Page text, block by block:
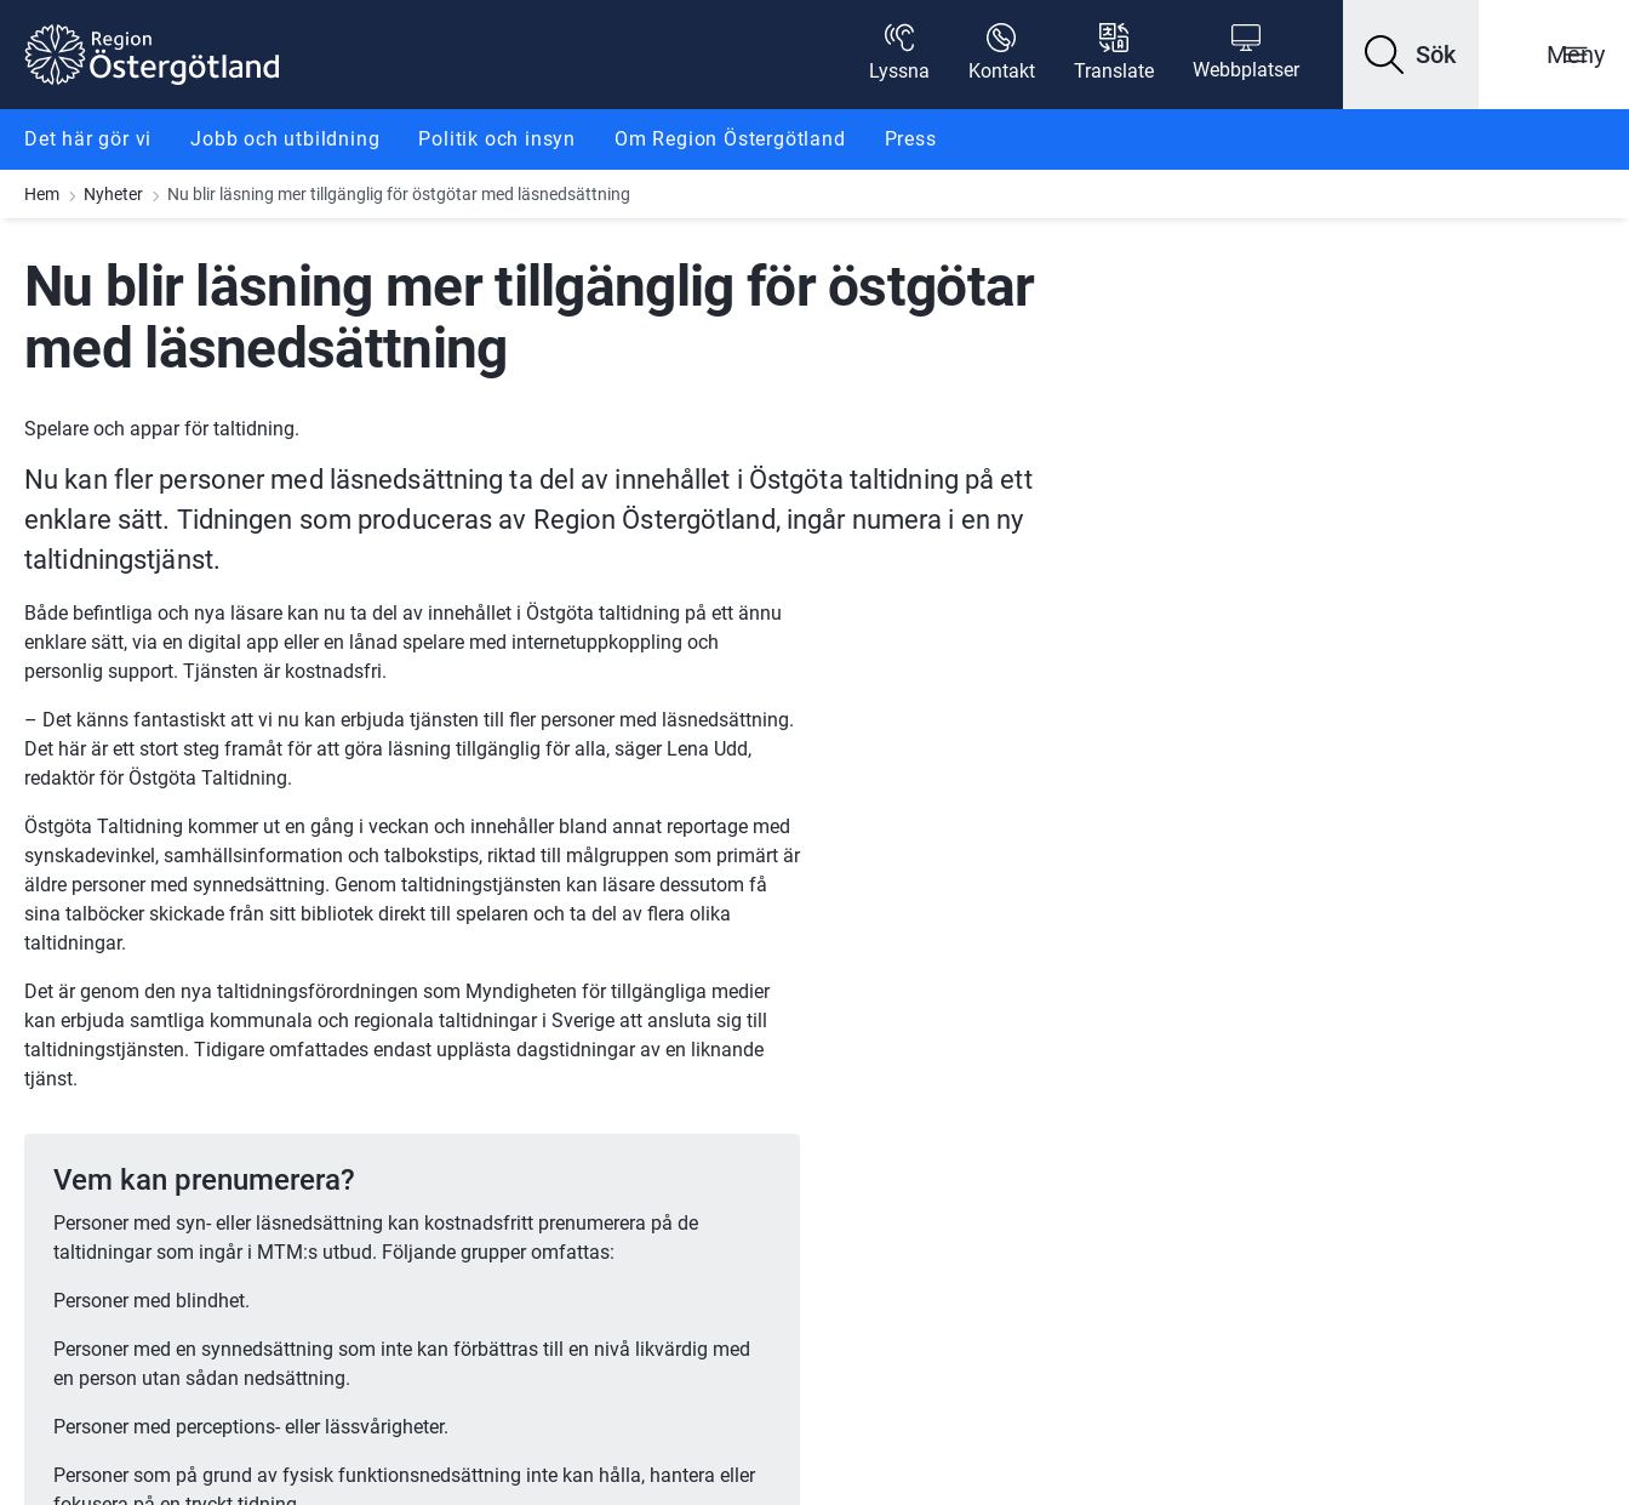
Gå till innehåll
Gå till meny
Gå till sidfot
Lyssna
Kontakt Translate Webbplatser
Sök Meny
Det här gör vi Jobb och utbildning Politik och insyn Om Region Östergötland Press
Hem Nyheter Nu blir läsning mer tillgänglig för östgötar med läsnedsättning
Nu blir läsning mer tillgänglig för östgötar
med läsnedsättning
Spelare och appar för taltidning.
Nu kan fler personer med läsnedsättning ta del av innehållet i Östgöta taltidning på ett
enklare sätt. Tidningen som produceras av Region Östergötland, ingår numera i en ny
taltidningstjänst.
Både befintliga och nya läsare kan nu ta del av innehållet i Östgöta taltidning på ett ännu
enklare sätt, via en digital app eller en lånad spelare med internetuppkoppling och
personlig support. Tjänsten är kostnadsfri.
– Det känns fantastiskt att vi nu kan erbjuda tjänsten till fler personer med läsnedsättning.
Det här är ett stort steg framåt för att göra läsning tillgänglig för alla, säger Lena Udd,
redaktör för Östgöta Taltidning.
Östgöta Taltidning kommer ut en gång i veckan och innehåller bland annat reportage med
synskadevinkel, samhällsinformation och talbokstips, riktad till målgruppen som primärt är
äldre personer med synnedsättning. Genom taltidningstjänsten kan läsare dessutom få
sina talböcker skickade från sitt bibliotek direkt till spelaren och ta del av flera olika
taltidningar.
Det är genom den nya taltidningsförordningen som Myndigheten för tillgängliga medier
kan erbjuda samtliga kommunala och regionala taltidningar i Sverige att ansluta sig till
taltidningstjänsten. Tidigare omfattades endast upplästa dagstidningar av en liknande
tjänst.
Vem kan prenumerera?
Personer med syn- eller läsnedsättning kan kostnadsfritt prenumerera på de
taltidningar som ingår i MTM:s utbud. Följande grupper omfattas:
Personer med blindhet.
Personer med en synnedsättning som inte kan förbättras till en nivå likvärdig med
en person utan sådan nedsättning.
Personer med perceptions- eller lässvårigheter.
Personer som på grund av fysisk funktionsnedsättning inte kan hålla, hantera eller